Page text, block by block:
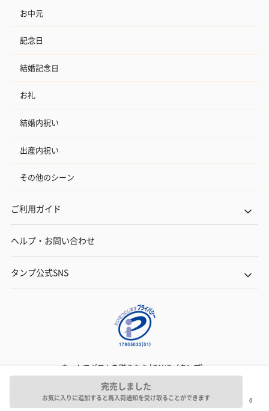
※20歳未満の方への酒類の販売はいたしません。
プレミアムビール イネ
ディット（712円）
酒（655円）
ブラック１２
お酒にぴったりのおつまみ・サプリを同梱してお届けいたしま
す。
ごろっとうまみ チーズ
完売しました
お気に入りに追加すると再入荷通知を受け取ることができます
お中元
記念日
結婚記念日
お礼
結婚内祝い
出産内祝い
その他のシーン
ご利用ガイド
ヘルプ・お問い合わせ
タンプ公式SNS
ネットでギフトを贈るなら | TANP（タンプ）
Copyright© TANP Inc.